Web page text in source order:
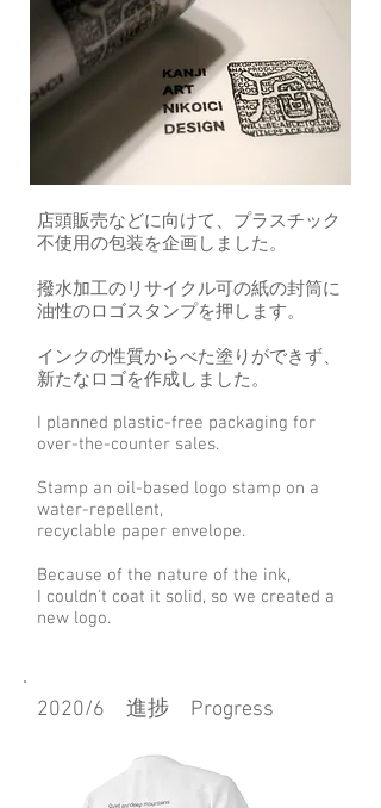
店頭販売などに向けて、プラスチック
不使用の包装を企画しました。
撥水加工のリサイクル可の紙の封筒に
油性のロゴスタンプを押します。
インクの性質からべた塗りができず、​
新たなロゴを作成しました。
I planned plastic-free packaging for
over-the-counter sales.
​Stamp an oil-based logo stamp on a
water-repellent,
recyclable paper envelope.
​Because of the nature of the ink,
I couldn't coat it solid, so we created a
new logo.
2020/6 進捗 Progress